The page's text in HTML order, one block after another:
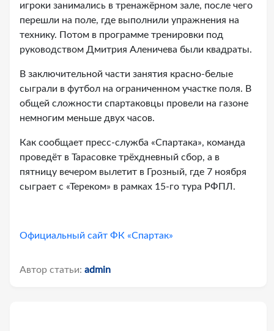
игроки занимались в тренажёрном зале, после чего
перешли на поле, где выполнили упражнения на
технику. Потом в программе тренировки под
руководством Дмитрия Аленичева были квадраты.
В заключительной части занятия красно-белые
сыграли в футбол на ограниченном участке поля. В
общей сложности спартаковцы провели на газоне
немногим меньше двух часов.
Как сообщает пресс-служба «Спартака», команда
проведёт в Тарасовке трёхдневный сбор, а в
пятницу вечером вылетит в Грозный, где 7 ноября
сыграет с «Тереком» в рамках 15-го тура РФПЛ.
Официальный сайт ФК «Спартак»
Автор статьи: admin